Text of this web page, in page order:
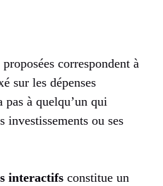
correspondent à
sur les dépenses
pas à quelqu’un qui
investissements ou ses
interactifs constitue un